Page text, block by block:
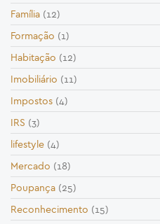
Família (12)
Formação (1)
Habitação (12)
Imobiliário (11)
Impostos (4)
IRS (3)
lifestyle (4)
Mercado (18)
Poupança (25)
Reconhecimento (15)